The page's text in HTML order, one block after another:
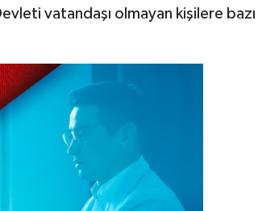
vatandaşı olmayan kişilere bazı